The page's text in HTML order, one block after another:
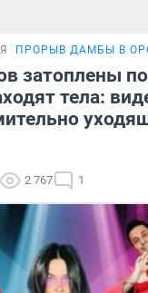
ПРОРЫВ ДАМБЫ В
затоплены
тела:
2 767 1